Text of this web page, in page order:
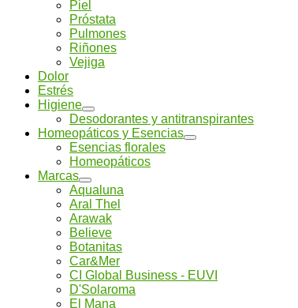
Piel
Próstata
Pulmones
Riñones
Vejiga
Dolor
Estrés
Higiene
Desodorantes y antitranspirantes
Homeopáticos y Esencias
Esencias florales
Homeopáticos
Marcas
Aqualuna
Aral Thel
Arawak
Believe
Botanitas
Car&Mer
CI Global Business - EUVI
D'Solaroma
El Mana